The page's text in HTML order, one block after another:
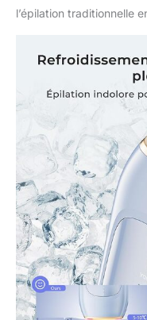
l’épilation traditionnelle